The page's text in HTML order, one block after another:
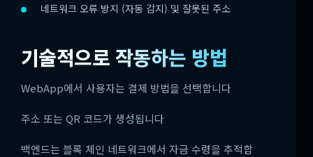
네트워크 오류 방지 (자동 감지) 및 잘못된 주소
기술적으로 작동하는 방법
WebApp에서 사용자는 결제 방법을 선택합니다
주소 또는 QR 코드가 생성됩니다
백엔드는 블록 체인 네트워크에서 자금 수령을 추적합